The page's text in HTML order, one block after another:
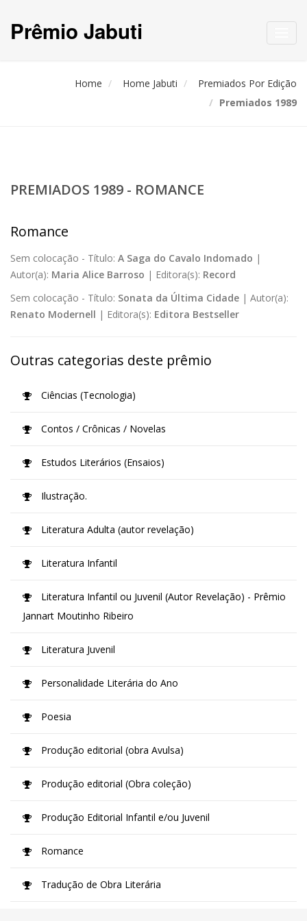
Prêmio Jabuti
Home Home Jabuti
Premiados Por Edição
Premiados 1989
PREMIADOS 1989 - ROMANCE
Romance
Sem colocação - Título: A Saga do Cavalo Indomado |
Autor(a): Maria Alice Barroso | Editora(s): Record
Sem colocação - Título: Sonata da Última Cidade | Autor(a):
Renato Modernell | Editora(s): Editora Bestseller
Outras categorias deste prêmio
Ciências (Tecnologia)
Contos / Crônicas / Novelas
Estudos Literários (Ensaios)
Ilustração.
Literatura Adulta (autor revelação)
Literatura Infantil
Literatura Infantil ou Juvenil (Autor Revelação) - Prêmio
Jannart Moutinho Ribeiro
Literatura Juvenil
Personalidade Literária do Ano
Poesia
Produção editorial (obra Avulsa)
Produção editorial (Obra coleção)
Produção Editorial Infantil e/ou Juvenil
Romance
Tradução de Obra Literária